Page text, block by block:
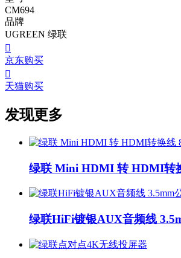
CM694
品牌
UGREEN 绿联

京东购买

天猫购买
发现更多
绿联 Mini HDMI 转 HDMI转
绿联HiFi镀银AUX音频线